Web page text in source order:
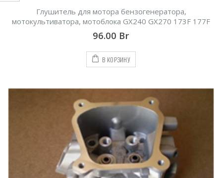
Глушитель для мотора бензогенератора,
мотокультиватора, мотоблока GX240 GX270 173F 177F
96.00 Br
В КОРЗИНУ